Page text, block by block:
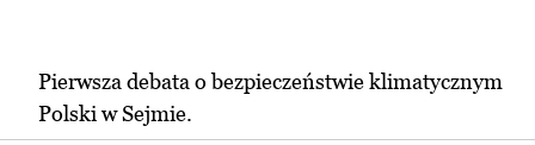
Pierwsza debata o bezpieczeństwie klimatycznym
Polski w Sejmie.